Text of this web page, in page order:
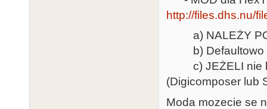
http://files.dhs.nu/
a) NALEŻY
b) Defaultowo
c) JEŻELI nie
(Digicomposer lub
Moda mozecie se